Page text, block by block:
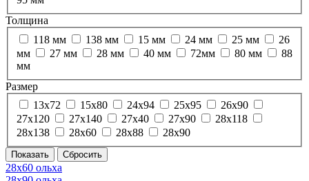
Толщина
118 мм
138 мм 15 мм 24 мм 25 мм
26
мм
27 мм 28 мм 40 мм 72мм 80 мм
88
мм
Размер
13х72
15х80 24х94 25х95
26х90
27х120
27х140 27х40 27х90
28х118
28х138
28х60 28х88 28х90
28х60 ольха